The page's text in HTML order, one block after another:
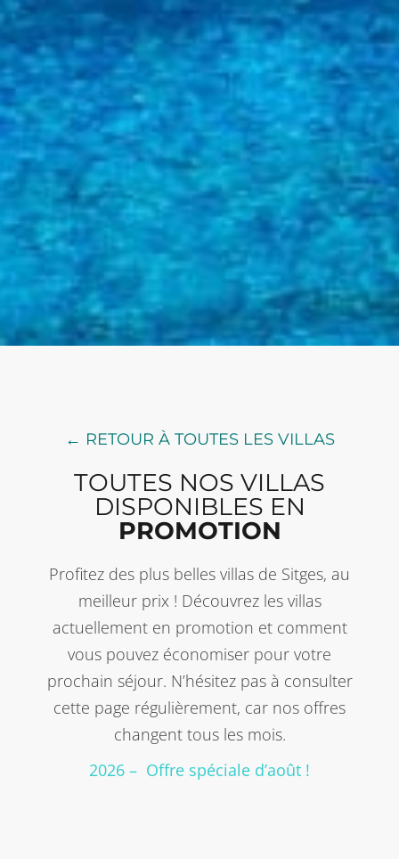
← RETOUR À TOUTES LES VILLAS
TOUTES NOS VILLAS
DISPONIBLES EN
PROMOTION
Profitez des plus belles villas de Sitges, au
meilleur prix ! Découvrez les villas
actuellement en promotion et comment
vous pouvez économiser pour votre
prochain séjour. N’hésitez pas à consulter
cette page régulièrement, car nos offres
changent tous les mois.
2026 – Offre spéciale d’août !